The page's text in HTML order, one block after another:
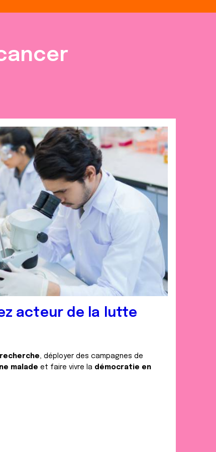
acteur de la lutte
, déployer des campagnes de
malade et faire vivre la démocratie en